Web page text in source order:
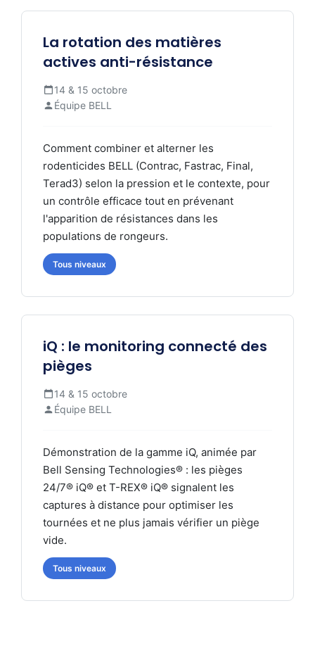
La rotation des matières
actives anti-résistance
14 & 15 octobre
Équipe BELL
Comment combiner et alterner les
rodenticides BELL (Contrac, Fastrac, Final,
Terad3) selon la pression et le contexte, pour
un contrôle efficace tout en prévenant
l'apparition de résistances dans les
populations de rongeurs.
Tous niveaux
iQ : le monitoring connecté des
pièges
14 & 15 octobre
Équipe BELL
Démonstration de la gamme iQ, animée par
Bell Sensing Technologies® : les pièges
24/7® iQ® et T-REX® iQ® signalent les
captures à distance pour optimiser les
tournées et ne plus jamais vérifier un piège
vide.
Tous niveaux